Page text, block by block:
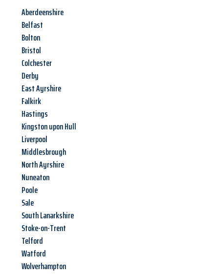
Aberdeenshire
Belfast
Bolton
Bristol
Colchester
Derby
East Ayrshire
Falkirk
Hastings
Kingston upon Hull
Liverpool
Middlesbrough
North Ayrshire
Nuneaton
Poole
Sale
South Lanarkshire
Stoke-on-Trent
Telford
Watford
Wolverhampton